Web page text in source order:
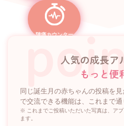
陣痛カウンター
人気の成長ア
もっと便
同じ誕生月の赤ちゃんの投稿を
で交流できる機能は、これまで通
※ これまでご投稿いただいた写真は、ア
ます。